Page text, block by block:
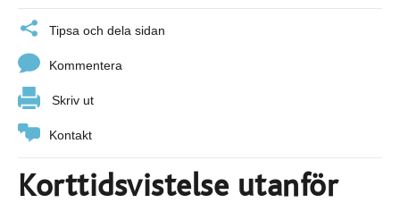
Tipsa och dela sidan
Kommentera
Skriv ut
Kontakt
Korttidsvistelse utanför